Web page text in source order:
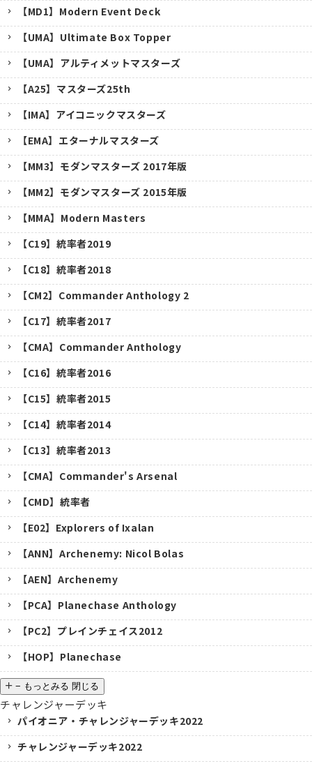
キャンセル
【MD1】Modern Event Deck
【UMA】Ultimate Box Topper
【UMA】アルティメットマスターズ
【A25】マスターズ25th
【IMA】アイコニックマスターズ
【EMA】エターナルマスターズ
【MM3】モダンマスターズ 2017年版
【MM2】モダンマスターズ 2015年版
【MMA】Modern Masters
【C19】統率者2019
【C18】統率者2018
【CM2】Commander Anthology 2
【C17】統率者2017
【CMA】Commander Anthology
【C16】統率者2016
【C15】統率者2015
【C14】統率者2014
【C13】統率者2013
【CMA】Commander's Arsenal
【CMD】統率者
【E02】Explorers of Ixalan
【ANN】Archenemy: Nicol Bolas
【AEN】Archenemy
【PCA】Planechase Anthology
【PC2】プレインチェイス2012
【HOP】Planechase
− もっとみる 閉じる
チャレンジャーデッキ
パイオニア・チャレンジャーデッキ2022
チャレンジャーデッキ2022